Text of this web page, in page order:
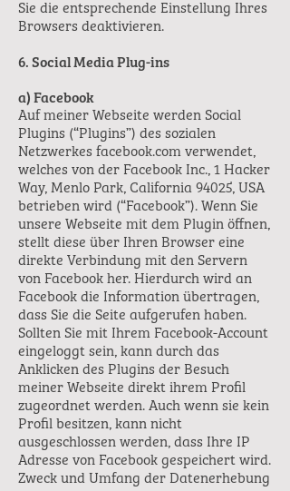
Sie die entsprechende Einstellung Ihres
Browsers deaktivieren.
6. Social Media Plug-ins
a) Facebook
Auf meiner Webseite werden Social
Plugins (“Plugins”) des sozialen
Netzwerkes facebook.com verwendet,
welches von der Facebook Inc., 1 Hacker
Way, Menlo Park, California 94025, USA
betrieben wird (“Facebook”). Wenn Sie
unsere Webseite mit dem Plugin öffnen,
stellt diese über Ihren Browser eine
direkte Verbindung mit den Servern
von Facebook her. Hierdurch wird an
Facebook die Information übertragen,
dass Sie die Seite aufgerufen haben.
Sollten Sie mit Ihrem Facebook-Account
eingeloggt sein, kann durch das
Anklicken des Plugins der Besuch
meiner Webseite direkt ihrem Profil
zugeordnet werden. Auch wenn sie kein
Profil besitzen, kann nicht
ausgeschlossen werden, dass Ihre IP
Adresse von Facebook gespeichert wird.
Zweck und Umfang der Datenerhebung